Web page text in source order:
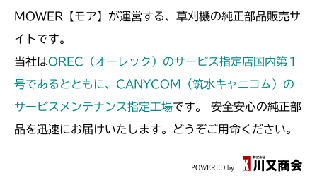
ミッション FIG6 ブレーキ
CM250
ミッション FIG6 ブレーキ
CM1803
MOWER【モア】が運営する、草刈機の純正部品販売サ
イトです。
当社はOREC（オーレック）のサービス指定店国内第１
号であるとともに、CANYCOM（筑水キャニコム）の
サービスメンテナンス指定工場です。 安全安心の純正部
品を迅速にお届けいたします。どうぞご用命ください。